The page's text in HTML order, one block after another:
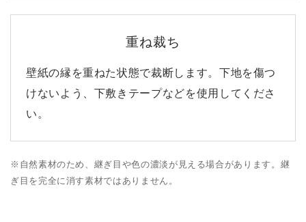
重ね裁ち
壁紙の縁を重ねた状態で裁断します。下地を傷つ
けないよう、下敷きテープなどを使用してくださ
い。
※自然素材のため、継ぎ目や色の濃淡が見える場合があります。継
ぎ目を完全に消す素材ではありません。